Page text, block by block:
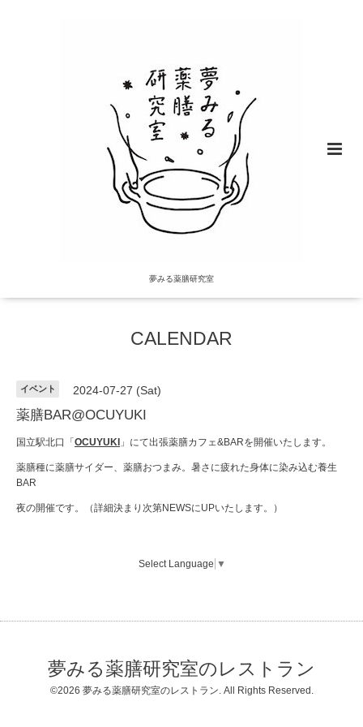
夢みる薬膳研究室
CALENDAR
イベント 2024-07-27 (Sat)
薬膳BAR@OCUYUKI
国立駅北口「 OCUYUKI 」にて出張薬膳カフェ&BARを開催いたします。
薬膳種に薬膳サイダー、薬膳おつまみ。暑さに疲れた身体に染み込む養生
BAR
夜の開催です。（詳細決まり次第NEWSにUPいたします。）
Select Language ▼
夢みる薬膳研究室のレストラン
©2026 夢みる薬膳研究室のレストラン. All Rights Reserved.